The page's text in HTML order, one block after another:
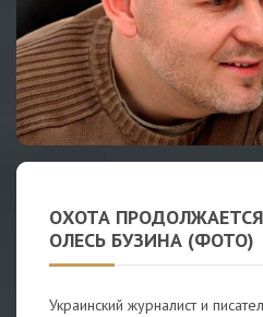
ОХОТА
ОЛЕСЬ БУЗИНА (ФОТО)
Украинский журналист и